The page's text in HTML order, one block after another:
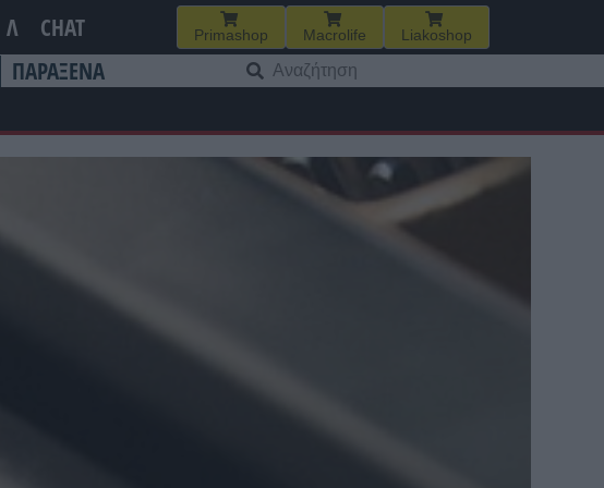
Λ CHAT Primashop Macrolife Liakoshop
ΠΑΡΑΞΕΝΑ
για: